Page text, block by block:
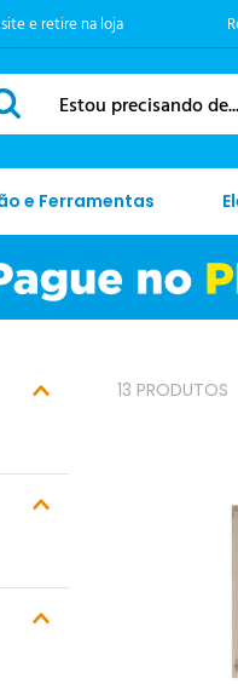
e retire na loja
precisando de...
e Ferramentas
13 PRODUTOS